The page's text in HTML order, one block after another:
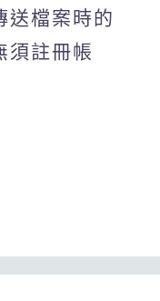
送檔案時的
須註冊帳